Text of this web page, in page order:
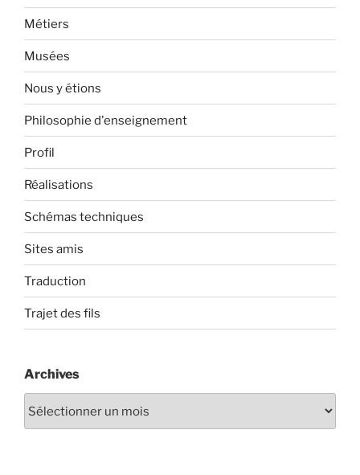
Métiers
Musées
Nous y étions
Philosophie d'enseignement
Profil
Réalisations
Schémas techniques
Sites amis
Traduction
Trajet des fils
Archives